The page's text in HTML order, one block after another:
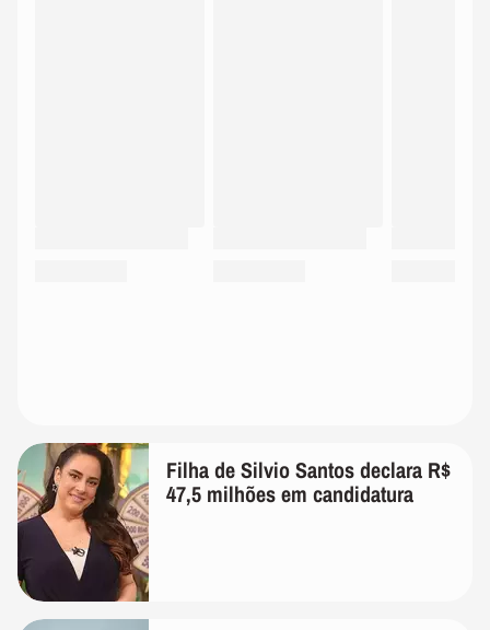
Filha de Silvio Santos declara R$
47,5 milhões em candidatura